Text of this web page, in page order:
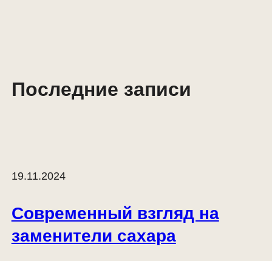
Последние записи
19.11.2024
Современный взгляд на
заменители сахара